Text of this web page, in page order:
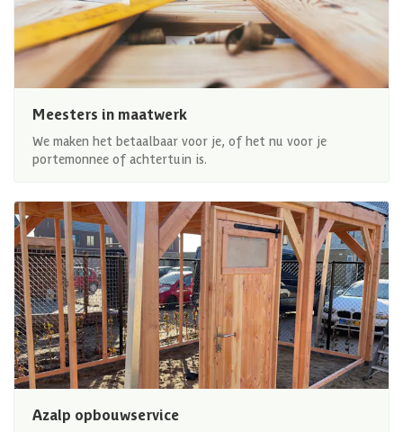
Meesters in maatwerk
We maken het betaalbaar voor je, of het nu voor je
portemonnee of achtertuin is.
Azalp opbouwservice